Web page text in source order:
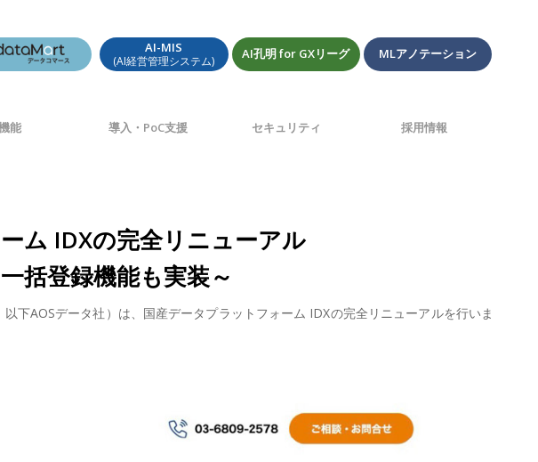
AI-MIS
(AI経営管理システム) AI孔明 for GXリーグ MLアノテーション
能 導入・PoC支援 セキュリティ 採用情報
ム IDXの完全リニューアル
括登録機能も実装～
AOSデータ社）は、国産データプラットフォーム IDXの完全リニューアルを行いま